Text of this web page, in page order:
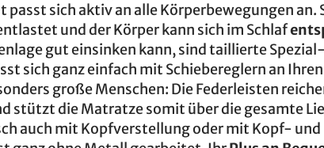
sich aktiv an alle Körperbewegungen an.
und der Körper kann sich im Schlaf
gut einsinken kann, sind taillierte
sich ganz einfach mit Schiebereglern an
große Menschen: Die Federleisten
stützt die Matratze somit über die gesamte
auch mit Kopfverstellung oder mit Kopf-